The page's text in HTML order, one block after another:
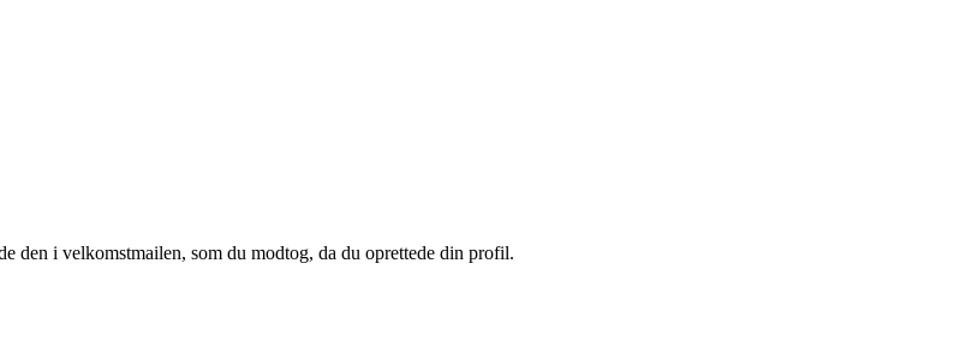
i velkomstmailen, som du modtog, da du oprettede din profil.